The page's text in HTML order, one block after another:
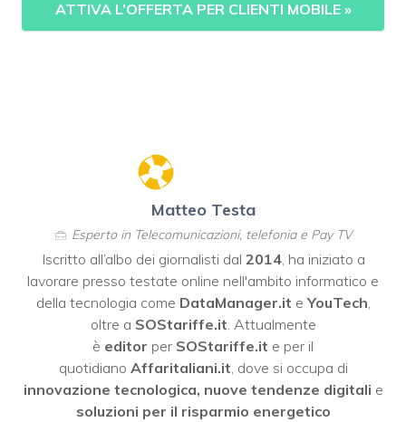
ATTIVA L’OFFERTA PER CLIENTI MOBILE »
Matteo Testa
Esperto in Telecomunicazioni, telefonia e Pay TV
Iscritto all’albo dei giornalisti dal 2014, ha iniziato a
lavorare presso testate online nell'ambito informatico e
della tecnologia come DataManager.it eYouTech,
oltre a SOStariffe.it. Attualmente
è editor per SOStariffe.it e per il
quotidiano Affaritaliani.it, dove si occupa di
innovazione tecnologica, nuove tendenze digitali e
soluzioni per il risparmio energetico